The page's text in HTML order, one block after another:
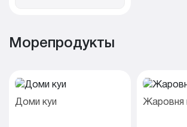
Морепродукты
Доми куи Жаровня